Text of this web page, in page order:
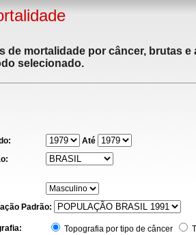
de mortalidade por câncer, brutas
selecionado.
Até
Padrão:
Topografia por tipo de câncer